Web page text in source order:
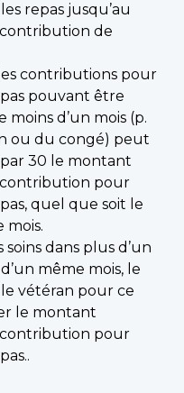
repas jusqu’au
de
contributions pour
pouvant être
moins d’un mois (p.
ou du congé) peut
30 le montant
pour
quel que soit le
mois.
dans plus d’un
même mois, le
vétéran pour ce
le montant
pour